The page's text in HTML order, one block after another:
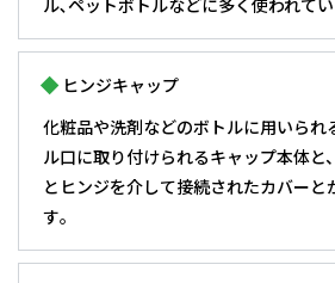
ル､ペットボトルなどに多く使われてい
ヒンジキャップ
化粧品や洗剤などのボトルに用いられ
ル口に取り付けられるキャップ本体と
とヒンジを介して接続されたカバーと
す｡